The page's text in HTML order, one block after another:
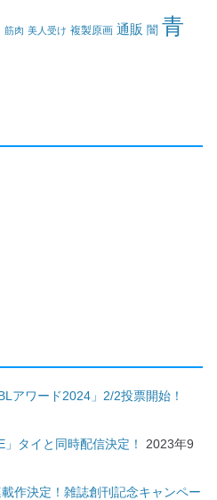
筋肉 美人受け 複製原画 通販 闇 青
アワード2024」2/2投票開始！
タイと同時配信決定！
2023年9
作決定！雑誌創刊記念キャンペー